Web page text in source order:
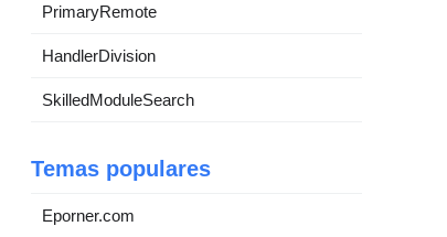
PrimaryRemote
HandlerDivision
SkilledModuleSearch
Temas populares
Eporner.com